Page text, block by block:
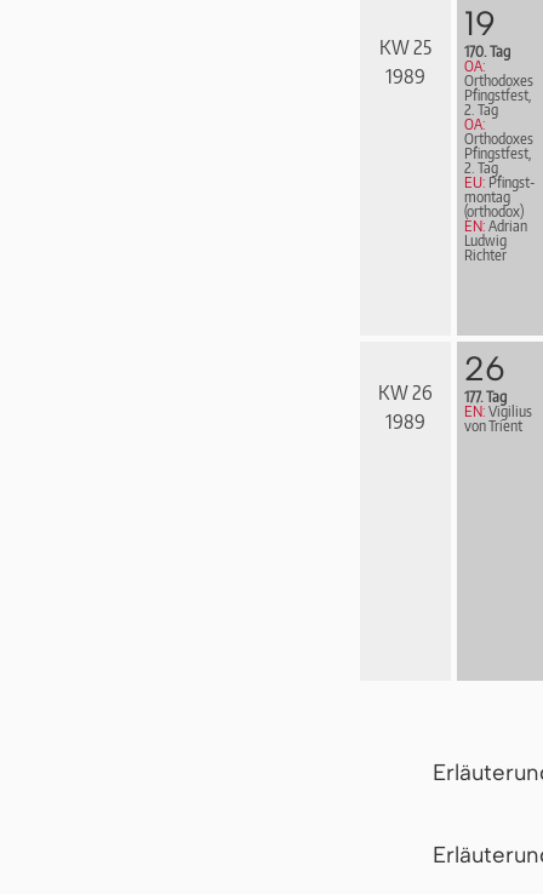
KW 25
1989
19
170. Tag
OA:
Orthodoxes
Pfingstfest,
2. Tag
OA:
Orthodoxes
Pfingstfest,
2. Tag
EU: Pfingst­
mon­tag
(orthodox)
EN: Adrian
Ludwig
Richter
KW 26
1989
26
177. Tag
EN: Vigilius
von Trient